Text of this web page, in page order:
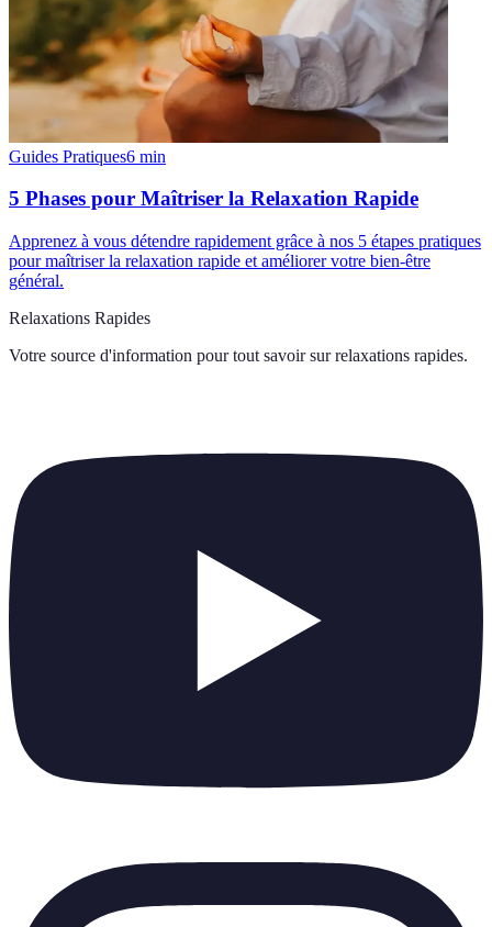
Guides Pratiques6 min
5 Phases pour Maîtriser la Relaxation Rapide
Apprenez à vous détendre rapidement grâce à nos 5 étapes pratiques
pour maîtriser la relaxation rapide et améliorer votre bien-être
général.
Relaxations Rapides
Votre source d'information pour tout savoir sur relaxations rapides.